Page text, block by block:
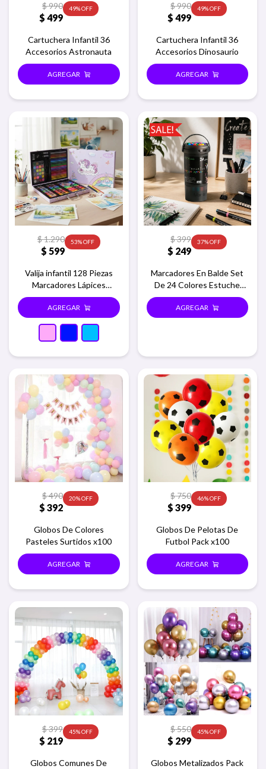
$ 499
$990 49
Cartuchera Infantil 36
Accesorios Astronauta
$ 499
$990 49
Cartuchera Infantil 36
Accesorios Dinosaurio
$ 599
$1.290 53
Valija infantil 128 Piezas
Marcadores Lápices
Crayones Madera - Rosa
$ 249
$399 37
Marcadores En Balde Set
De 24 Colores Estuche
Redondo
$ 392
$490 20
Globos De Colores
Pasteles Surtidos x100
$ 399
$750 46
Globos De Pelotas De
Futbol Pack x100
$ 219
$399 45
Globos Comunes De
$ 299
$550 45
Globos Metalizados Pack